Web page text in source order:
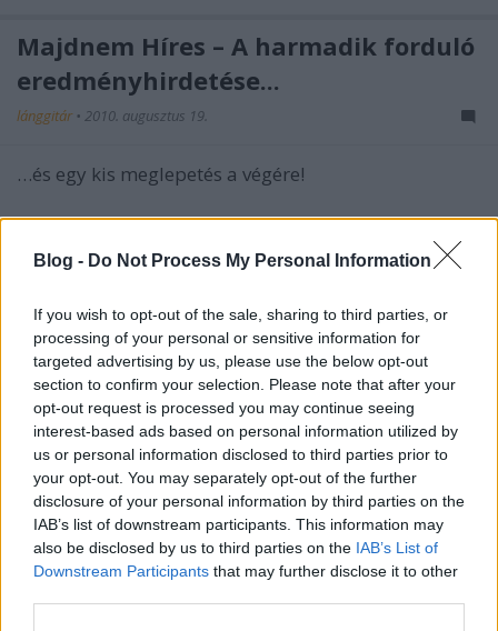
Blog - Do Not Process My Personal Information
If you wish to opt-out of the sale, sharing to third parties, or
processing of your personal or sensitive information for
targeted advertising by us, please use the below opt-out
section to confirm your selection. Please note that after your
opt-out request is processed you may continue seeing
interest-based ads based on personal information utilized by
us or personal information disclosed to third parties prior to
your opt-out. You may separately opt-out of the further
disclosure of your personal information by third parties on the
IAB’s list of downstream participants. This information may
also be disclosed by us to third parties on the IAB’s List of
Downstream Participants that may further disclose it to other
Majdnem Híres – A harmadik forduló
eredményhirdetése...
lánggitár • 2010. augusztus 19.
…és egy kis meglepetés a végére!
A mai napon lezárult a Majdnem Híres játékunk
harmadik fordulója. Mindenkinek köszönjük a
részvételt és a ...
A Maiden-stáb egy átlag magyar
kocsmát az asztal alá inna
sixx•2010. augusztus 19.
A Blabbermouth.com-on találtuk az alábbi kocsmai
számlát,amin az Iron Maiden két tagjának (Gers és
Harris) és haverjaiknak egy esti fogyasztása ...